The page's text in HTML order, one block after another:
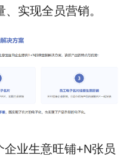
实现全员营销。
企业生意旺铺+N张员